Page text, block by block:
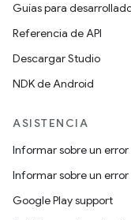
Guías para
Referencia de API
Descargar Studio
NDK de Android
ASISTENCIA
Informar sobre un
Informar sobre un
Google Play support